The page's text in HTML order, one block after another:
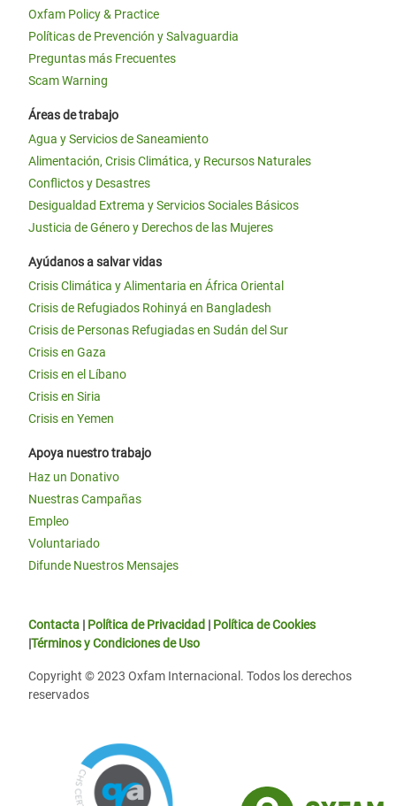
Oxfam Policy & Practice
Políticas de Prevención y Salvaguardia
Preguntas más Frecuentes
Scam Warning
Áreas de trabajo
Agua y Servicios de Saneamiento
Alimentación, Crisis Climática, y Recursos Naturales
Conflictos y Desastres
Desigualdad Extrema y Servicios Sociales Básicos
Justicia de Género y Derechos de las Mujeres
Ayúdanos a salvar vidas
Crisis Climática y Alimentaria en África Oriental
Crisis de Refugiados Rohinyá en Bangladesh
Crisis de Personas Refugiadas en Sudán del Sur
Crisis en Gaza
Crisis en el Líbano
Crisis en Siria
Crisis en Yemen
Apoya nuestro trabajo
Haz un Donativo
Nuestras Campañas
Empleo
Voluntariado
Difunde Nuestros Mensajes
Contacta | Política de Privacidad | Política de Cookies
|Términos y Condiciones de Uso
Copyright © 2023 Oxfam Internacional. Todos los derechos
reservados